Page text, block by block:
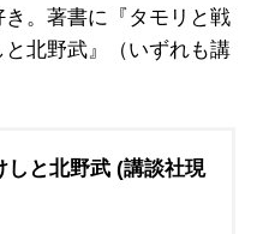
。著書に『タモリと戦
北野武』（いずれも講
しと北野武 (講談社現